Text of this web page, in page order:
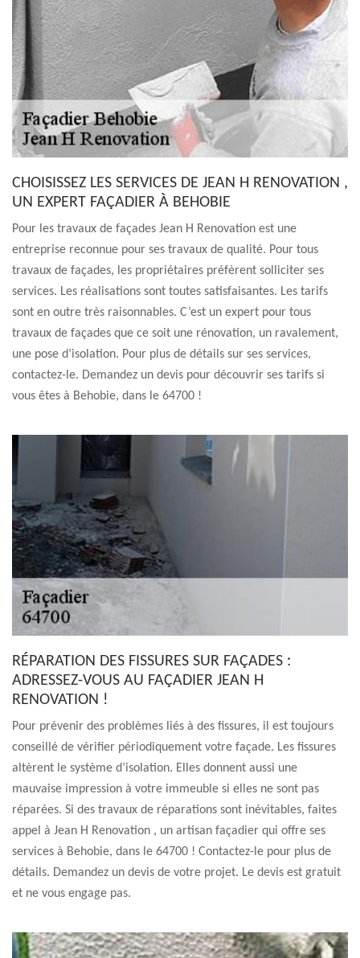
CHOISISSEZ LES SERVICES DE JEAN H RENOVATION ,
UN EXPERT FAÇADIER À BEHOBIE
Pour les travaux de façades Jean H Renovation est une
entreprise reconnue pour ses travaux de qualité. Pour tous
travaux de façades, les propriétaires préfèrent solliciter ses
services. Les réalisations sont toutes satisfaisantes. Les tarifs
sont en outre très raisonnables. C’est un expert pour tous
travaux de façades que ce soit une rénovation, un ravalement,
une pose d’isolation. Pour plus de détails sur ses services,
contactez-le. Demandez un devis pour découvrir ses tarifs si
vous êtes à Behobie, dans le 64700 !
RÉPARATION DES FISSURES SUR FAÇADES :
ADRESSEZ-VOUS AU FAÇADIER JEAN H
RENOVATION !
Pour prévenir des problèmes liés à des fissures, il est toujours
conseillé de vérifier périodiquement votre façade. Les fissures
altèrent le système d’isolation. Elles donnent aussi une
mauvaise impression à votre immeuble si elles ne sont pas
réparées. Si des travaux de réparations sont inévitables, faites
appel à Jean H Renovation , un artisan façadier qui offre ses
services à Behobie, dans le 64700 ! Contactez-le pour plus de
détails. Demandez un devis de votre projet. Le devis est gratuit
et ne vous engage pas.